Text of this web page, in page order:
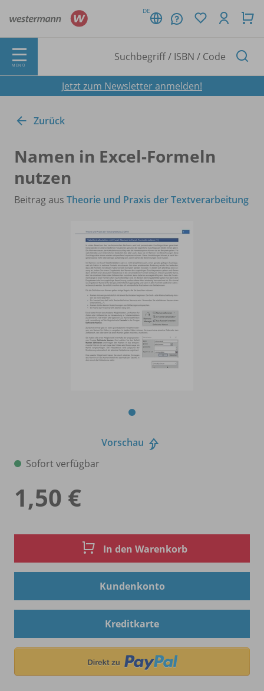
DE
MENÜ
Jetzt zum Newsletter anmelden!
Zurück
Namen in Excel-Formeln
nutzen
Beitrag aus Theorie und Praxis der Textverarbeitung
Vorschau
Sofort verfügbar
1,50 €
In den Warenkorb
Kundenkonto
Kreditkarte